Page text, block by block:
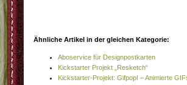
Ähnliche Artikel in der gleichen Kategorie:
Aboservice für Designpostkarten
Kickstarter Projekt „Resketch“
Kickstarter-Projekt: Gifpop! – Animierte